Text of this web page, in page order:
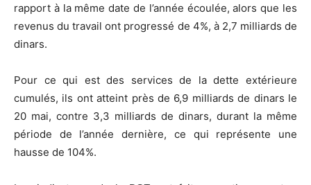
rapport à la même date de l’année écoulée, alors que les
revenus du travail ont progressé de 4%, à 2,7 milliards de
dinars.
Pour ce qui est des services de la dette extérieure
cumulés, ils ont atteint près de 6,9 milliards de dinars le
20 mai, contre 3,3 milliards de dinars, durant la même
période de l’année dernière, ce qui représente une
hausse de 104%.